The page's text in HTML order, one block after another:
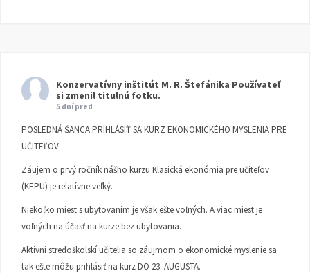
Konzervatívny inštitút M. R. Štefánika Používateľ
si zmenil titulnú fotku.
5 dní pred
POSLEDNÁ ŠANCA PRIHLÁSIŤ SA KURZ EKONOMICKÉHO MYSLENIA PRE
UČITEĽOV
Záujem o prvý ročník nášho kurzu Klasická ekonómia pre učiteľov
(KEPU) je relatívne veľký.
Niekoľko miest s ubytovaním je však ešte voľných. A viac miest je
voľných na účasť na kurze bez ubytovania.
Aktívni stredoškolskí učitelia so záujmom o ekonomické myslenie sa
tak ešte môžu prihlásiť na kurz DO 23. AUGUSTA.